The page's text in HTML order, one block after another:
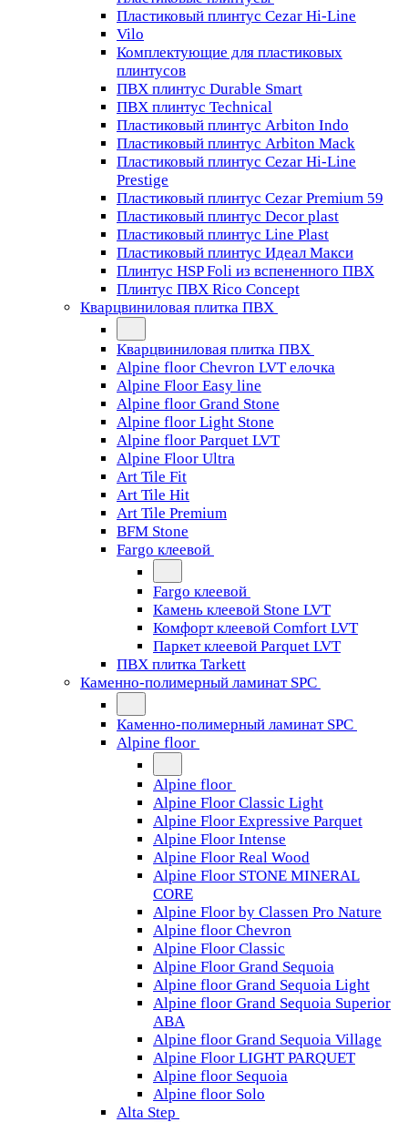
Пластиковый плинтус Cezar Hi-Line
Vilo
Комплектующие для пластиковых
плинтусов
ПВХ плинтус Durable Smart
ПВХ плинтус Technical
Пластиковый плинтус Arbiton Indo
Пластиковый плинтус Arbiton Mack
Пластиковый плинтус Cezar Hi-Line
Prestige
Пластиковый плинтус Cezar Premium 59
Пластиковый плинтус Decor plast
Пластиковый плинтус Line Plast
Пластиковый плинтус Идеал Макси
Плинтус HSP Foli из вспененного ПВХ
Плинтус ПВХ Rico Concept
Кварцвиниловая плитка ПВХ
Кварцвиниловая плитка ПВХ
Alpine floor Chevron LVT елочка
Alpine Floor Easy line
Alpine floor Grand Stone
Alpine floor Light Stone
Alpine floor Parquet LVT
Alpine Floor Ultra
Art Tile Fit
Art Tile Hit
Art Tile Premium
BFM Stone
Fargo клеевой
Fargo клеевой
Камень клеевой Stone LVT
Комфорт клеевой Comfort LVT
Паркет клеевой Parquet LVT
ПВХ плитка Tarkett
Каменно-полимерный ламинат SPC
Каменно-полимерный ламинат SPC
Alpine floor
Alpine floor
Alpine Floor Classic Light
Alpine Floor Expressive Parquet
Alpine Floor Intense
Alpine Floor Real Wood
Alpine Floor STONE MINERAL
CORE
Alpine Floor by Classen Pro Nature
Alpine floor Chevron
Alpine Floor Classic
Alpine Floor Grand Sequoia
Alpine floor Grand Sequoia Light
Alpine floor Grand Sequoia Superior
ABA
Alpine floor Grand Sequoia Village
Alpine Floor LIGHT PARQUET
Alpine floor Sequoia
Alpine floor Solo
Alta Step